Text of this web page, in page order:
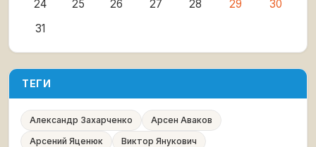
24
25 26 27 28 29
30
31
ТЕГИ
Александр Захарченко
Арсен Аваков
Арсений Яценюк
Виктор Янукович